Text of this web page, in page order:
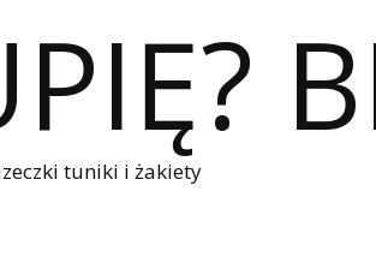
tuniki i żakiety